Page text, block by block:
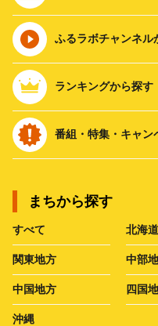
ふるラボチャンネル
ランキングから探す
番組・特集・キャン
まちから探す
すべて 北海道
関東地方 中部
中国地方 四国
沖縄